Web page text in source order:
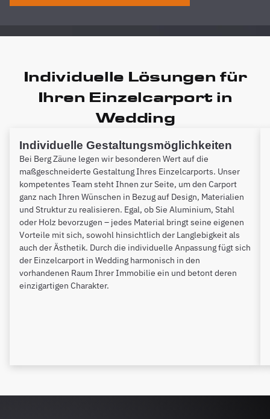
Individuelle Lösungen für
Ihren Einzelcarport in
Wedding
Individuelle Gestaltungsmöglichkeiten
Bei Berg Zäune legen wir besonderen Wert auf die
maßgeschneiderte Gestaltung Ihres Einzelcarports. Unser
kompetentes Team steht Ihnen zur Seite, um den Carport
ganz nach Ihren Wünschen in Bezug auf Design, Materialien
und Struktur zu realisieren. Egal, ob Sie Aluminium, Stahl
oder Holz bevorzugen – jedes Material bringt seine eigenen
Vorteile mit sich, sowohl hinsichtlich der Langlebigkeit als
auch der Ästhetik. Durch die individuelle Anpassung fügt sich
der Einzelcarport in Wedding harmonisch in den
vorhandenen Raum Ihrer Immobilie ein und betont deren
einzigartigen Charakter.